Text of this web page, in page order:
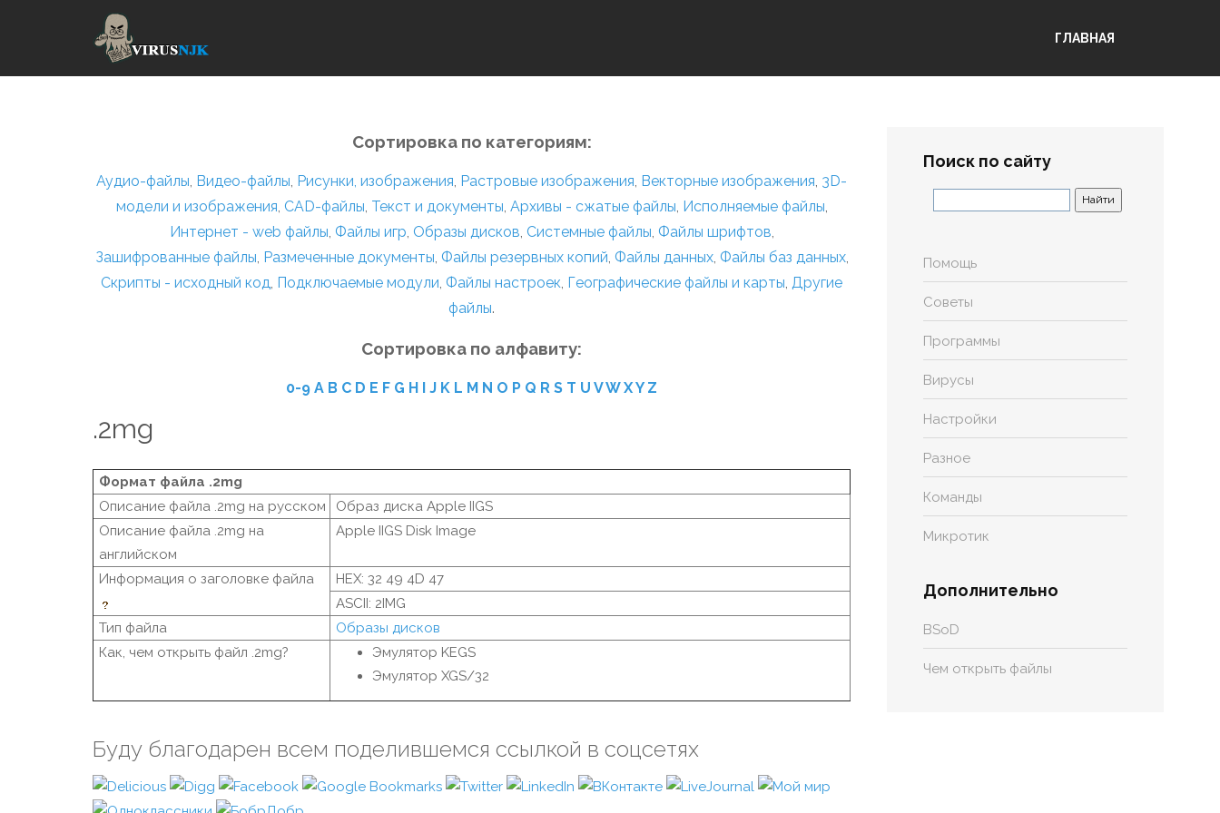
ГЛАВНАЯ
Сортировка по категориям:
Аудио-файлы, Видео-файлы, Рисунки, изображения, Растровые изображения, Векторные изображения, 3D-
модели и изображения, CAD-файлы, Текст и документы, Архивы - сжатые файлы, Исполняемые файлы,
Интернет - web файлы, Файлы игр, Образы дисков, Системные файлы, Файлы шрифтов,
Зашифрованные файлы, Размеченные документы, Файлы резервных копий, Файлы данных, Файлы баз данных,
Скрипты - исходный код, Подключаемые модули, Файлы настроек, Географические файлы и карты, Другие
файлы.
Сортировка по алфавиту:
0-9 A B C D E F G H I J K L M N O P Q R S T U VW XY Z
.2mg
Формат файла .2mg
Описание файла .2mg на русском
Образ диска Apple IIGS
Описание файла .2mg на
английском
Apple IIGS Disk Image
Информация о заголовке файла
HEX: 32 49 4D 47
ASCII: 2IMG
Тип файла
Образы дисков
Как, чем открыть файл .2mg?
Эмулятор KEGS
Эмулятор XGS/32
Буду благодарен всем поделившемся ссылкой в соцсетях
Поиск по сайту
Помощь
Советы
Программы
Вирусы
Настройки
Разное
Команды
Микротик
Дополнительно
BSoD
Чем открыть файлы